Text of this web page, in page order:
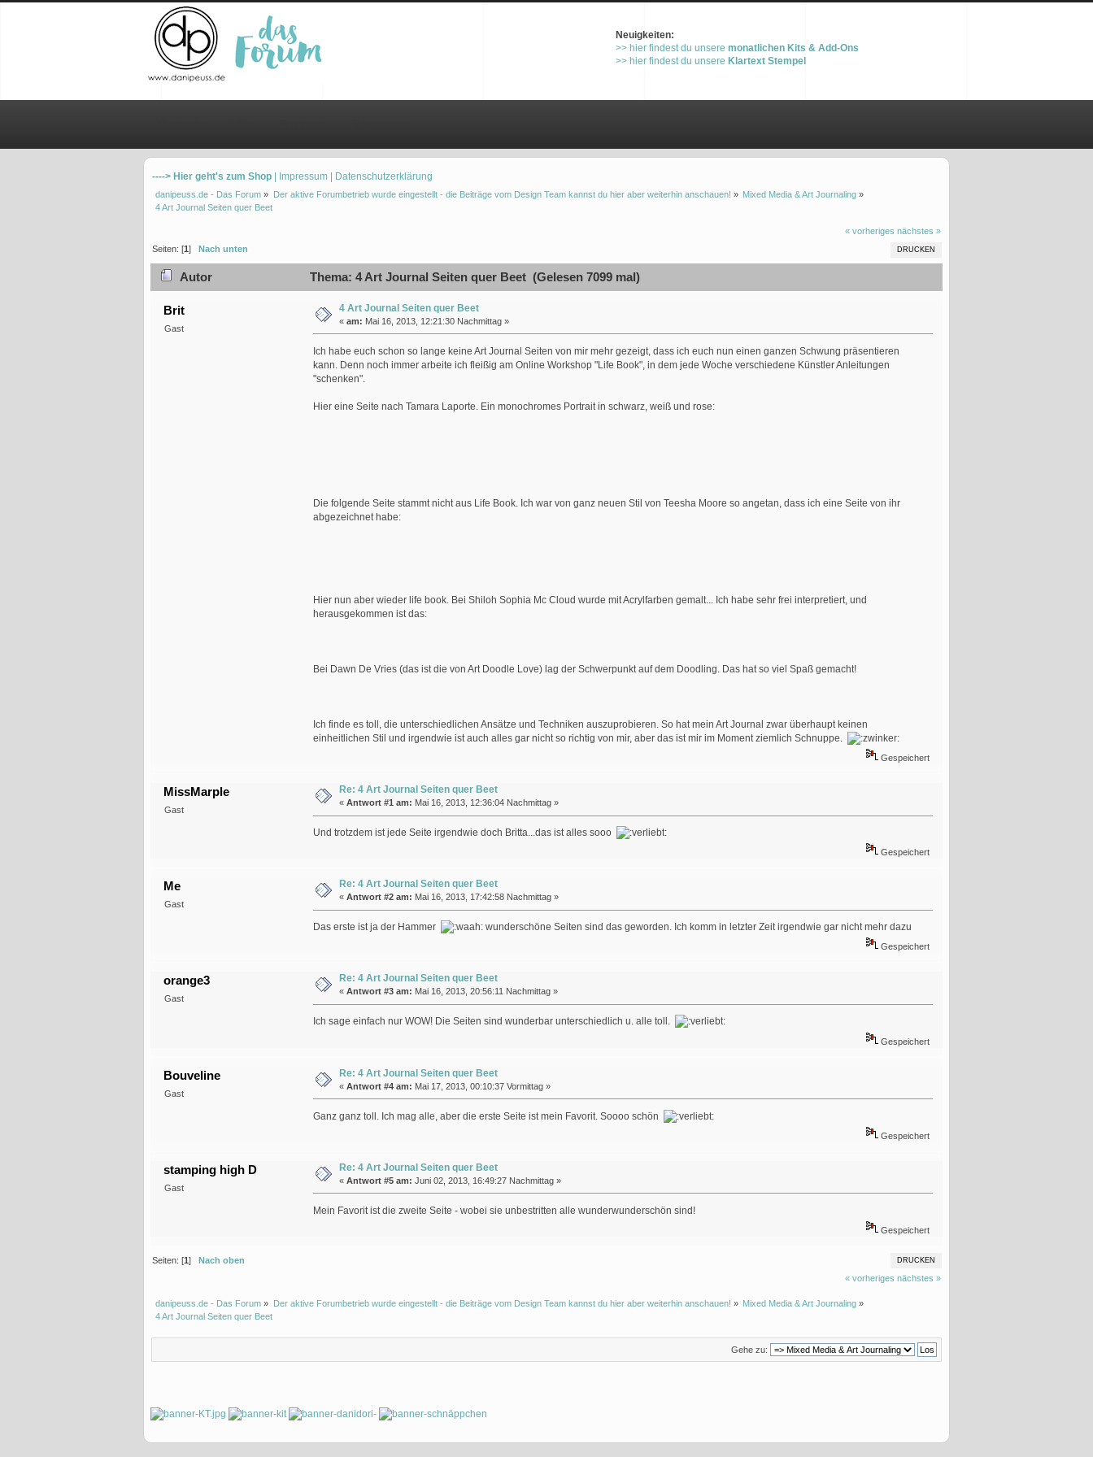
Neuigkeiten:
>> hier findest du unsere monatlichen Kits & Add-Ons
>> hier findest du unsere Klartext Stempel
----> Hier geht's zum Shop | Impressum | Datenschutzerklärung
danipeuss.de - Das Forum » Der aktive Forumbetrieb wurde eingestellt - die Beiträge vom Design Team kannst du hier aber weiterhin anschauen! » Mixed Media & Art Journaling»
4 Art Journal Seiten quer Beet
« vorheriges nächstes »
DRUCKEN
Seiten: [1] Nach unten
Autor Thema: 4 Art Journal Seiten quer Beet (Gelesen 7099 mal)
Brit
Gast
4 Art Journal Seiten quer Beet
« am: Mai 16, 2013, 12:21:30 Nachmittag »
Ich habe euch schon so lange keine Art Journal Seiten von mir mehr gezeigt, dass ich euch nun einen ganzen Schwung präsentieren
kann. Denn noch immer arbeite ich fleißig am Online Workshop "Life Book", in dem jede Woche verschiedene Künstler Anleitungen
"schenken".
Hier eine Seite nach Tamara Laporte. Ein monochromes Portrait in schwarz, weiß und rose:
Die folgende Seite stammt nicht aus Life Book. Ich war von ganz neuen Stil von Teesha Moore so angetan, dass ich eine Seite von ihr
abgezeichnet habe:
Hier nun aber wieder life book. Bei Shiloh Sophia Mc Cloud wurde mit Acrylfarben gemalt... Ich habe sehr frei interpretiert, und
herausgekommen ist das:
Bei Dawn De Vries (das ist die von Art Doodle Love) lag der Schwerpunkt auf dem Doodling. Das hat so viel Spaß gemacht!
Ich finde es toll, die unterschiedlichen Ansätze und Techniken auszuprobieren. So hat mein Art Journal zwar überhaupt keinen
einheitlichen Stil und irgendwie ist auch alles gar nicht so richtig von mir, aber das ist mir im Moment ziemlich Schnuppe.
Gespeichert
MissMarple
Gast
Re: 4 Art Journal Seiten quer Beet
« Antwort #1 am: Mai 16, 2013, 12:36:04 Nachmittag »
Und trotzdem ist jede Seite irgendwie doch Britta...das ist alles sooo
Gespeichert
Me
Gast
Re: 4 Art Journal Seiten quer Beet
« Antwort #2 am: Mai 16, 2013, 17:42:58 Nachmittag »
Das erste ist ja der Hammer wunderschöne Seiten sind das geworden. Ich komm in letzter Zeit irgendwie gar nicht mehr dazu
Gespeichert
orange3
Gast
Re: 4 Art Journal Seiten quer Beet
« Antwort #3 am: Mai 16, 2013, 20:56:11 Nachmittag »
Ich sage einfach nur WOW! Die Seiten sind wunderbar unterschiedlich u. alle toll.
Gespeichert
Bouveline
Gast
Re: 4 Art Journal Seiten quer Beet
« Antwort #4 am: Mai 17, 2013, 00:10:37 Vormittag »
Ganz ganz toll. Ich mag alle, aber die erste Seite ist mein Favorit. Soooo schön
Gespeichert
stamping high D
Gast
Re: 4 Art Journal Seiten quer Beet
« Antwort #5 am: Juni 02, 2013, 16:49:27 Nachmittag »
Mein Favorit ist die zweite Seite - wobei sie unbestritten alle wunderwunderschön sind!
Gespeichert
DRUCKEN
Seiten: [1]Nach oben
« vorheriges nächstes »
danipeuss.de - Das Forum » Der aktive Forumbetrieb wurde eingestellt - die Beiträge vom Design Team kannst du hier aber weiterhin anschauen! » Mixed Media & Art Journaling»
4 Art Journal Seiten quer Beet
Gehe zu: